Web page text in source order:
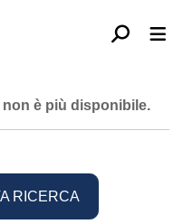
è più disponibile.
RICERCA